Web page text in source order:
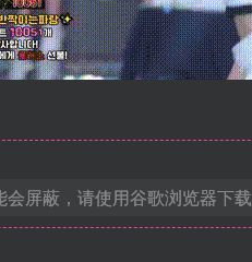
会屏蔽，请使用谷歌浏览器下载